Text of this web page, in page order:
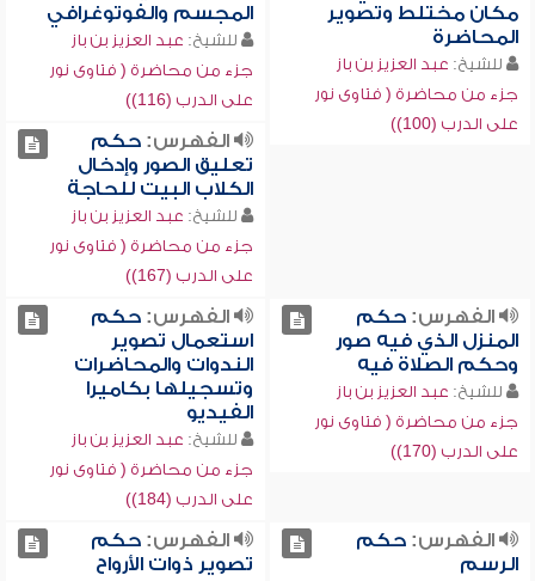
مكان مختلط وتصوير
المحاضرة
للشيخ: عبد العزيز بن باز
جزء من محاضرة ( فتاوى نور
على الدرب (100))
المجسم والفوتوغرافي
للشيخ: عبد العزيز بن باز
جزء من محاضرة ( فتاوى نور
على الدرب (116))
الفهرس:حكم
تعليق الصور وإدخال
الكلاب البيت للحاجة
للشيخ: عبد العزيز بن باز
جزء من محاضرة ( فتاوى نور
على الدرب (167))
الفهرس:حكم
المنزل الذي فيه صور
وحكم الصلاة فيه
للشيخ: عبد العزيز بن باز
جزء من محاضرة ( فتاوى نور
على الدرب (170))
الفهرس:حكم
استعمال تصوير
الندوات والمحاضرات
وتسجيلها بكاميرا
الفيديو
للشيخ: عبد العزيز بن باز
جزء من محاضرة ( فتاوى نور
على الدرب (184))
الفهرس:حكم
الرسم
الفهرس:حكم
تصوير ذوات الأرواح